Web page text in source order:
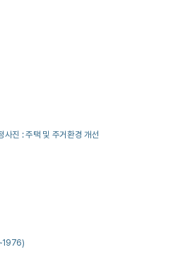
사진 : 주택 및 주거환경 개선